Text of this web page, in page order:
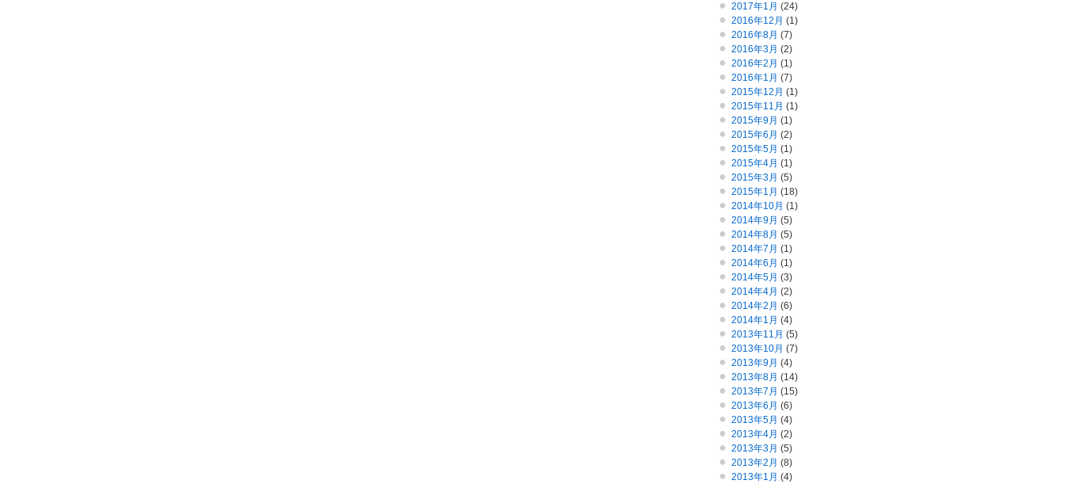
2017年1月 (24)
2016年12月 (1)
2016年8月 (7)
2016年3月 (2)
2016年2月 (1)
2016年1月 (7)
2015年12月 (1)
2015年11月 (1)
2015年9月 (1)
2015年6月 (2)
2015年5月 (1)
2015年4月 (1)
2015年3月 (5)
2015年1月 (18)
2014年10月 (1)
2014年9月 (5)
2014年8月 (5)
2014年7月 (1)
2014年6月 (1)
2014年5月 (3)
2014年4月 (2)
2014年2月 (6)
2014年1月 (4)
2013年11月 (5)
2013年10月 (7)
2013年9月 (4)
2013年8月 (14)
2013年7月 (15)
2013年6月 (6)
2013年5月 (4)
2013年4月 (2)
2013年3月 (5)
2013年2月 (8)
2013年1月 (4)